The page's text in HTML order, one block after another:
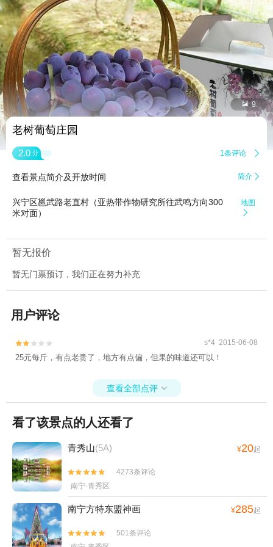
 9
老树葡萄庄园
2.0 分 1条评论 
查看景点简介及开放时间 简介 
兴宁区邕武路老直村（亚热带作物研究所往武鸣方向300
米对面）
地图

暂无报价
暂无门票预订，我们正在努力补充
用户评论

 s*4 2015-06-08
25元每斤，有点老贵了，地方有点偏，但果的味道还可以！
查看全部点评 
看了该景点的人还看了
青秀山(5A) ¥20起


4273条评论
南宁·青秀区
南宁方特东盟神画 ¥285起


501条评论
